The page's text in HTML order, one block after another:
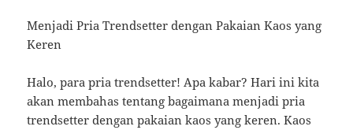
Menjadi Pria Trendsetter dengan Pakaian Kaos yang
Keren
Halo, para pria trendsetter! Apa kabar? Hari ini kita
akan membahas tentang bagaimana menjadi pria
trendsetter dengan pakaian kaos yang keren. Kaos